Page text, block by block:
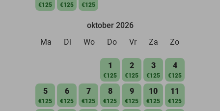
€125 €125 €125
oktober 2026
Ma
Di Wo Do Vr Za Zo
1
€125
2
€125
3
€125
4
€125
5
€125
6
€125
7
€125
8
€125
9
€125
10
€125
11
€125